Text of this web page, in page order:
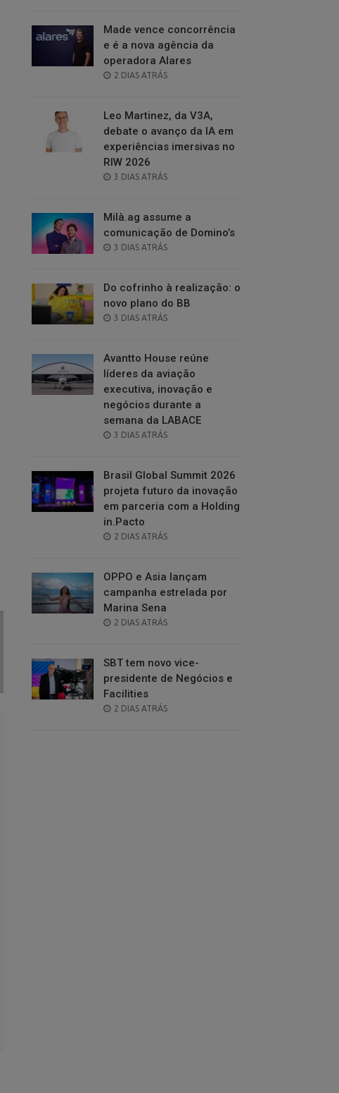
Made vence concorrência
e é a nova agência da
operadora Alares
POSTED
2 DIAS ATRÁS
Leo Martinez, da V3A,
debate o avanço da IA em
experiências imersivas no
RIW 2026
POSTED
3 DIAS ATRÁS
Milà.ag assume a
comunicação de Domino’s
POSTED
3 DIAS ATRÁS
Do cofrinho à realização: o
novo plano do BB
POSTED
3 DIAS ATRÁS
Avantto House reúne
líderes da aviação
executiva, inovação e
negócios durante a
semana da LABACE
POSTED
3 DIAS ATRÁS
Brasil Global Summit 2026
projeta futuro da inovação
em parceria com a Holding
in.Pacto
POSTED
2 DIAS ATRÁS
OPPO e Asia lançam
campanha estrelada por
Marina Sena
POSTED
2 DIAS ATRÁS
SBT tem novo vice-
presidente de Negócios e
Facilities
POSTED
2 DIAS ATRÁS